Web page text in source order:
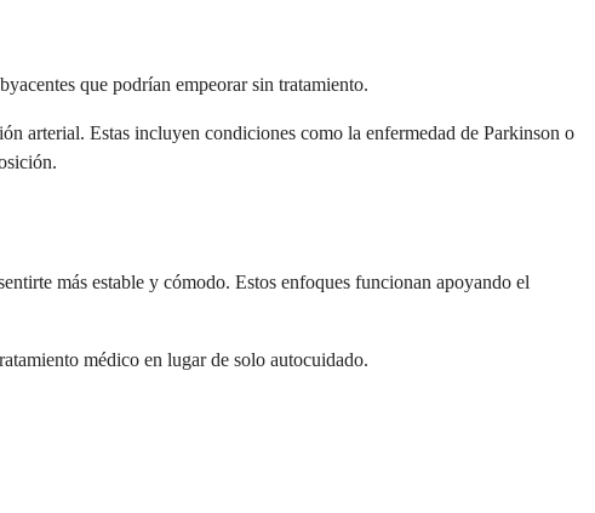
que podrían empeorar sin tratamiento.
arterial. Estas incluyen condiciones como la enfermedad de Parkinson o
más estable y cómodo. Estos enfoques funcionan apoyando el
médico en lugar de solo autocuidado.